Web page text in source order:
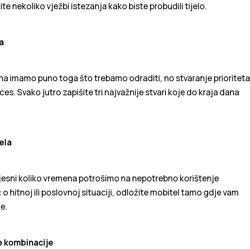
nekoliko vježbi istezanja kako biste probudili tijelo.
imamo puno toga što trebamo odraditi, no stvaranje prioriteta
Svako jutro zapišite tri najvažnije stvari koje do kraja dana
koliko vremena potrošimo na nepotrebno korištenje
o hitnoj ili poslovnoj situaciji, odložite mobitel tamo gdje vam
kombinacije